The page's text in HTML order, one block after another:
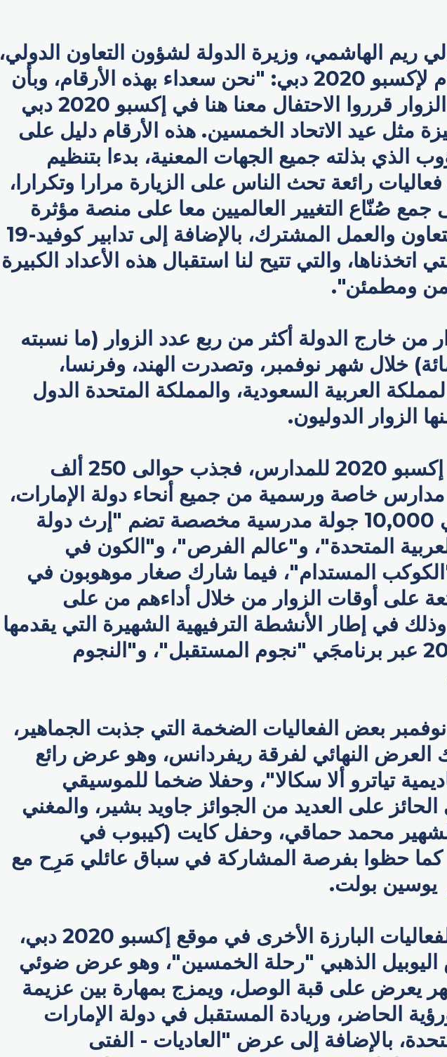
ريم الهاشمي، وزيرة الدولة لشؤون التعاون الدولي،
المدير العام لإكسبو 2020 دبي: "نحن سعداء بهذه الأرقام، وبأن
الكثير من الزوار قرروا الاحتفال معنا هنا في إكسبو 2020 دبي
مثل عيد الاتحاد الخمسين. هذه الأرقام دليل على
الذي بذلته جميع الجهات المعنية، بدءا بتنظيم
رائعة تحث الناس على الزيارة مرارا وتكرارا،
جمع صُنّاع التغيير العالميين معا على منصة مؤثرة
من أجل التعاون والعمل المشترك، بالإضافة إلى تدابير كوفيد-19
اتخذناها، والتي تتيح لنا استقبال هذه الأعداد الكبيرة
ومطمئن".
من خارج الدولة أكثر من ربع عدد الزوار (ما نسبته
خلال شهر نوفمبر، وتصدرت الهند، وفرنسا،
العربية السعودية، والمملكة المتحدة الدول
الزوار الدوليون.
أما برنامج إكسبو 2020 للمدارس، فجذب حوالى 250 ألف
خاصة ورسمية من جميع أنحاء دولة الإمارات،
شاركوا في 10,000 جولة مدرسية مخصصة تضم "إرث دولة
المتحدة"، و"عالم الفرص"، و"الكون في
المستدام"، فيما شارك صغار موهوبون في
على أوقات الزوار من خلال أداءهم من على
في إطار الأنشطة الترفيهية الشهيرة التي يقدمها
إكسبو 2020 عبر برنامجَي "نجوم المستقبل"، و"النجوم
بعض الفعاليات الضخمة التي جذبت الجماهير،
العرض النهائي لفرقة ريفردانس، وهو عرض رائع
تياترو ألا سكالا"، وحفلا ضخما للموسيقي
الحائز على العديد من الجوائز جاويد بشير، والمغني
محمد حماقي، وحفل كايت (كيبوب في
كما حظوا بفرصة المشاركة في سباق عائلي مَرِح مع
يوسين بولت.
ومن بين الفعاليات البارزة الأخرى في موقع إكسبو 2020 دبي،
الذهبي "رحلة الخمسين"، وهو عرض ضوئي
يعرض على قبة الوصل، ويمزج بمهارة بين عزيمة
الحاضر، وريادة المستقبل في دولة الإمارات
بالإضافة إلى عرض "العاديات - الفتى